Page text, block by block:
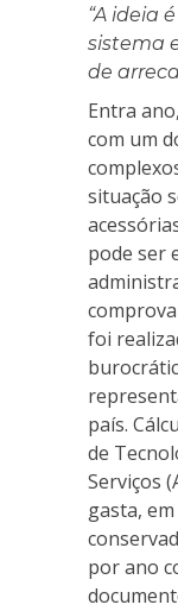
“A ideia
sistema
de
Entra
com um
situação
pode ser
foi
país.
de
Serviços
gasta,
por ano